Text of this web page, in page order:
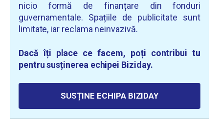
nicio formă de finanțare din fonduri
guvernamentale. Spațiile de publicitate sunt
limitate, iar reclama neinvazivă.
Dacă îți place ce facem, poți contribui tu
pentru susținerea echipei Biziday.
SUSȚINE ECHIPA BIZIDAY